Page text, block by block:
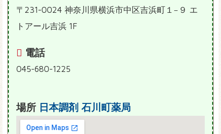
〒231-0024 神奈川県横浜市中区吉浜町１−９ エ
トアール吉浜 1F
電話
045-680-1225
場所 日本調剤 石川町薬局